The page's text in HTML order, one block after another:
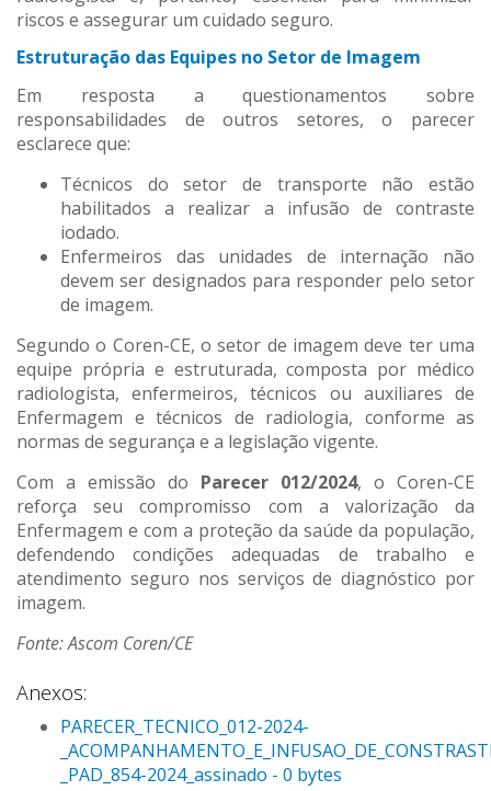
riscos e assegurar um cuidado seguro.
Estruturação das Equipes no Setor de Imagem
Em resposta a questionamentos sobre
responsabilidades de outros setores, o parecer
esclarece que:
Técnicos do setor de transporte não estão
habilitados a realizar a infusão de contraste
iodado.
Enfermeiros das unidades de internação não
devem ser designados para responder pelo setor
de imagem.
Segundo o Coren-CE, o setor de imagem deve ter uma
equipe própria e estruturada, composta por médico
radiologista, enfermeiros, técnicos ou auxiliares de
Enfermagem e técnicos de radiologia, conforme as
normas de segurança e a legislação vigente.
Com a emissão do Parecer 012/2024, o Coren-CE
reforça seu compromisso com a valorização da
Enfermagem e com a proteção da saúde da população,
defendendo condições adequadas de trabalho e
atendimento seguro nos serviços de diagnóstico por
imagem.
Fonte: Ascom Coren/CE
Anexos:
PARECER_TECNICO_012-2024-
_PAD_854-2024_assinado - 0 bytes